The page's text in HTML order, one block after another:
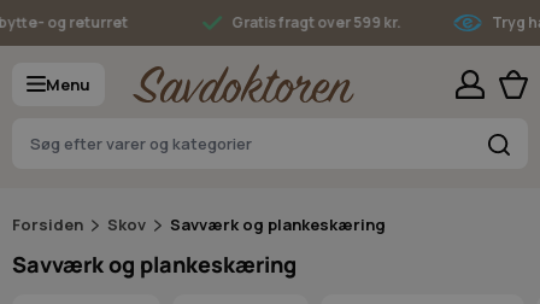
Skip to Content
og returret Gratis fragt over 599 kr. Tryg
Menu
Forsiden Skov Savværk og plankeskæring
Savværk og plankeskæring